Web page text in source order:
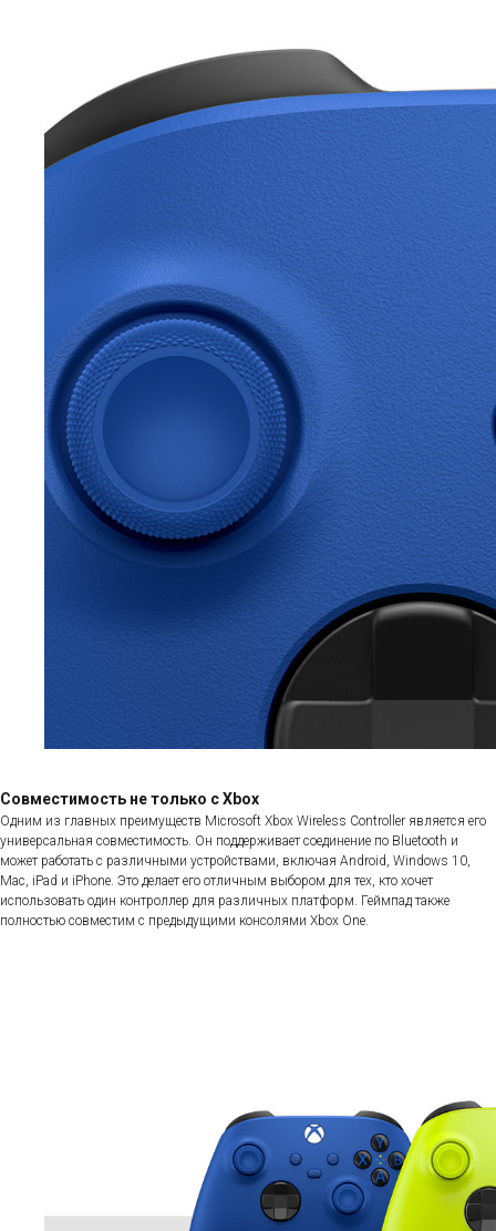
Совместимость не только с Xbox
Одним из главных преимуществ Microsoft Xbox Wireless Controller является его
универсальная совместимость. Он поддерживает соединение по Bluetooth и
может работать с различными устройствами, включая Android, Windows 10,
Mac, iPad и iPhone. Это делает его отличным выбором для тех, кто хочет
использовать один контроллер для различных платформ. Геймпад также
полностью совместим с предыдущими консолями Xbox One.